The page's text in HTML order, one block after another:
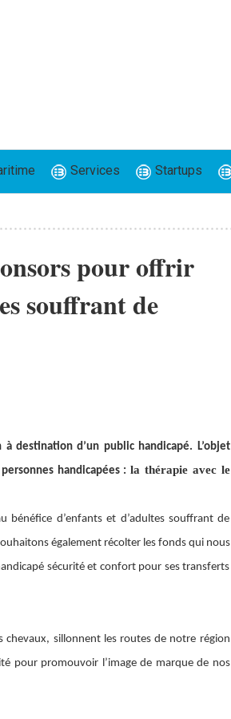
Services Startups
pour offrir
souffrant de
destination d’un public handicapé. L’objet
handicapées :la thérapie avec le
bénéfice d’enfants et d’adultes souffrant de
également récolter les fonds qui nous
sécurité et confort pour ses transferts
chevaux, sillonnent les routes de notre région
pour promouvoir l’image de marque de nos